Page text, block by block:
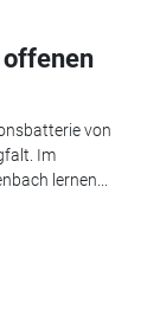
von
Im
lernen...